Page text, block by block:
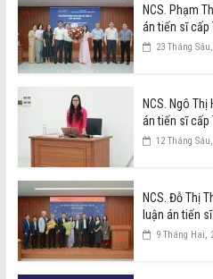
NCS. Phạm
án tiến sĩ cấp
23 Tháng
NCS. Ngô
án tiến sĩ cấp
12 Tháng
NCS. Đỗ Thị
luận án tiến
9 Tháng Hai,